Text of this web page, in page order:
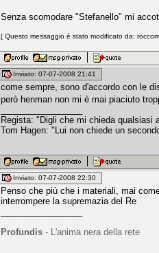
Senza scomodare "Stefanello" mi
[ Questo messaggio è stato modificato da:
Inviato: 07-07-2008 21:41
come sempre, sono d'accordo con le
però henman non mi è mai piaciuto
Regista: "Digli che mi chieda qualsiasi
Tom Hagen: "Lui non chiede un
Inviato: 07-07-2008 22:30
Penso che più che i materiali, mai
interrompere la supremazia del Re
Profundis - L'anima nera della rete